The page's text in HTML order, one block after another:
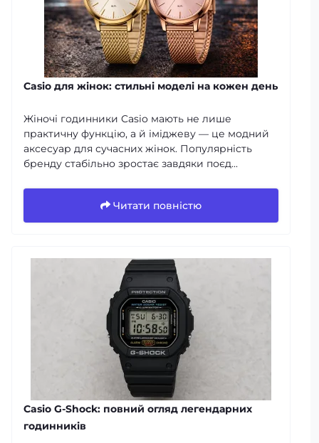
Casio для жінок: стильні моделі на кожен день
Жіночі годинники Casio мають не лише
практичну функцію, а й іміджеву — це модний
аксесуар для сучасних жінок. Популярність
бренду стабільно зростає завдяки поєд...
Читати повністю
Casio G-Shock: повний огляд легендарних
годинників